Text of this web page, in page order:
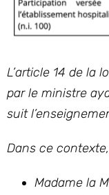
L’article 14 de la
par le ministre
suit
Dans ce
Madame la